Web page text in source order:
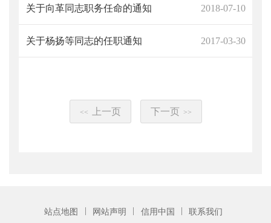
关于向革同志职务任命的通知 2018-07-10
关于杨扬等同志的任职通知 2017-03-30
<< 上一页 下一页 >>
站点地图 | 网站声明 | 信用中国 | 联系我们